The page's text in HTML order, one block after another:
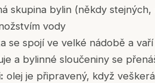
skupina bylin (někdy
vody
se spojí ve velké nádobě a
a bylinné sloučeniny se
olej je připravený, když